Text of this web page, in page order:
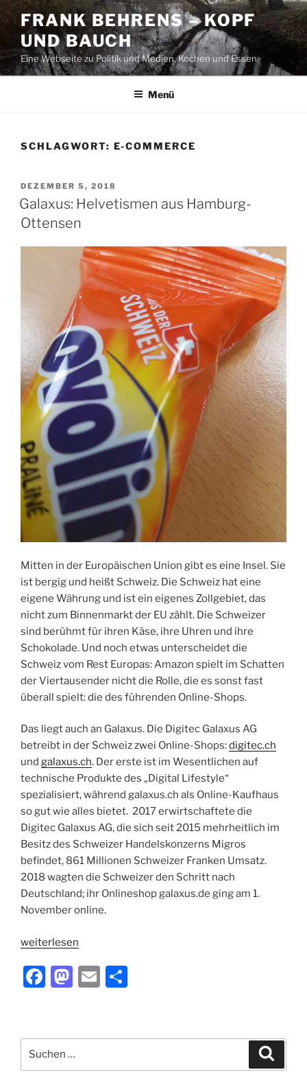
Zum
Inhalt
springen
FRANK BEHRENS – KOPF
UND BAUCH
Eine Webseite zu Politik und Medien, Kochen und Essen
Menü
SCHLAGWORT: E-COMMERCE
VERÖFFENTLICHT
AM
DEZEMBER 5, 2018
Galaxus: Helvetismen aus Hamburg-
Ottensen
Mitten in der Europäischen Union gibt es eine Insel. Sie
ist bergig und heißt Schweiz. Die Schweiz hat eine
eigene Währung und ist ein eigenes Zollgebiet, das
nicht zum Binnenmarkt der EU zählt. Die Schweizer
sind berühmt für ihren Käse, ihre Uhren und ihre
Schokolade. Und noch etwas unterscheidet die
Schweiz vom Rest Europas: Amazon spielt im Schatten
der Viertausender nicht die Rolle, die es sonst fast
überall spielt: die des führenden Online-Shops.
Das liegt auch an Galaxus. Die Digitec Galaxus AG
betreibt in der Schweiz zwei Online-Shops:digitec.ch
und galaxus.ch. Der erste ist im Wesentlichen auf
technische Produkte des „Digital Lifestyle“
spezialisiert, während galaxus.ch als Online-Kaufhaus
so gut wie alles bietet. 2017 erwirtschaftete die
Digitec Galaxus AG, die sich seit 2015 mehrheitlich im
Besitz des Schweizer Handelskonzerns Migros
befindet, 861 Millionen Schweizer Franken Umsatz.
2018 wagten die Schweizer den Schritt nach
Deutschland; ihr Onlineshop galaxus.de ging am 1.
November online.
„Galaxus:
aus
Hamburg-
weiterlesen
F
e
b
M
o
d
E
l
n
nach: